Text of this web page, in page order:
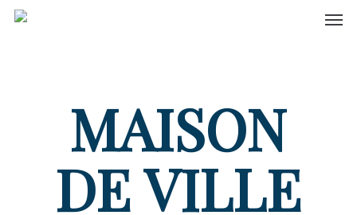
Skip
MAISON
DE VILLE